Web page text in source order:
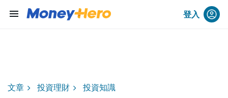
menu 登入
文章 投資理財 投資知識